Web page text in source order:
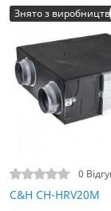
Знято з
0
C&H CH-HRV20M